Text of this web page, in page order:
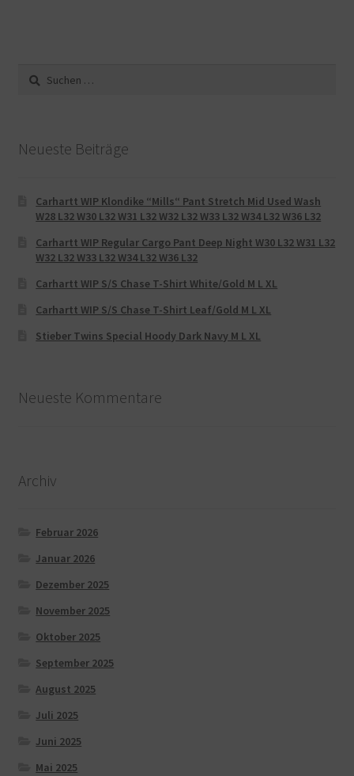
Suche
nach:
Neueste Beiträge
Carhartt WIP Klondike “Mills“ Pant Stretch Mid Used Wash
W28 L32 W30 L32 W31 L32 W32 L32 W33 L32 W34 L32 W36 L32
Carhartt WIP Regular Cargo Pant Deep Night W30 L32 W31 L32
W32 L32 W33 L32 W34 L32 W36 L32
Carhartt WIP S/S Chase T-Shirt White/Gold M L XL
Carhartt WIP S/S Chase T-Shirt Leaf/Gold M L XL
Stieber Twins Special Hoody Dark Navy M L XL
Neueste Kommentare
Archiv
Februar 2026
Januar 2026
Dezember 2025
November 2025
Oktober 2025
September 2025
August 2025
Juli 2025
Juni 2025
Mai 2025